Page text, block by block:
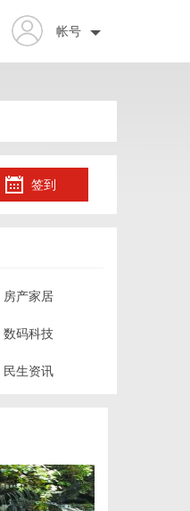
帐号
签到
房产家居
数码科技
民生资讯